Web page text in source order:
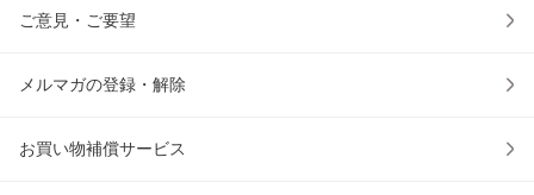
ご意見・ご要望
メルマガの登録・解除
お買い物補償サービス